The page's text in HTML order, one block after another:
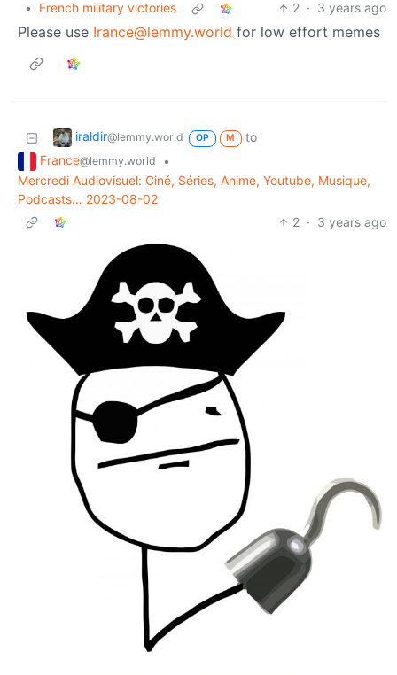
• French military victories 2 · 3 years ago
Please use !rance@lemmy.world for low effort memes
iraldir@lemmy.world OP M
to
France@lemmy.world
•
Mercredi Audiovisuel: Ciné, Séries, Anime, Youtube, Musique,
Podcasts… 2023-08-02
2 · 3 years ago